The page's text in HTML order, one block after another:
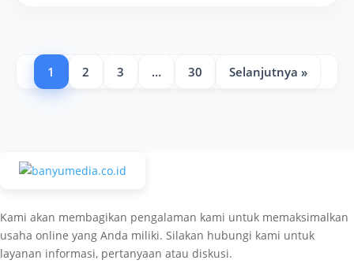
1 2 3 … 30 Selanjutnya »
Kami akan membagikan pengalaman kami untuk memaksimalkan
usaha online yang Anda miliki. Silakan hubungi kami untuk
layanan informasi, pertanyaan atau diskusi.